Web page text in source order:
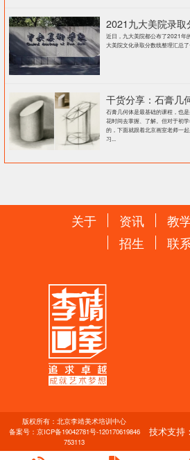
近日，九大美院都公布了2021年
大美院文化录取分数线整理汇总
干货分享：石膏几
石膏几何体是最基础的课程，也
花时间去掌握、了解。但对于初
的，下面就跟着北京画室老师一
习...
关于 资讯 教
招生
联
版权所有：北京李靖美术培训中心
备案号： 京ICP备19042781号-120170619846
753113
技术支持